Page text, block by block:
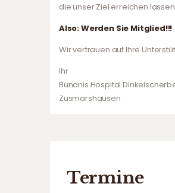
die unser Ziel erreichen
Also: Werden Sie Mitglied!!!
Wir vertrauen auf Ihre
Ihr
Bündnis Hospital
Zusmarshausen
Termine